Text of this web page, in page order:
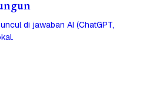
di jawaban AI (ChatGPT,